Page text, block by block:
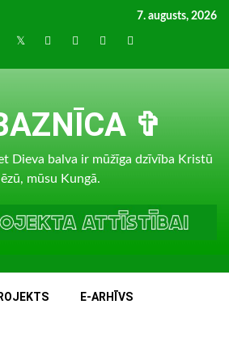
7. augusts, 2026
TwitterInstagram
LinkedInwhatsapp
RSS
✞
Dieva balva ir mūžīga dzīvība Kristū
mūsu Kungā.
E-ARHĪVS